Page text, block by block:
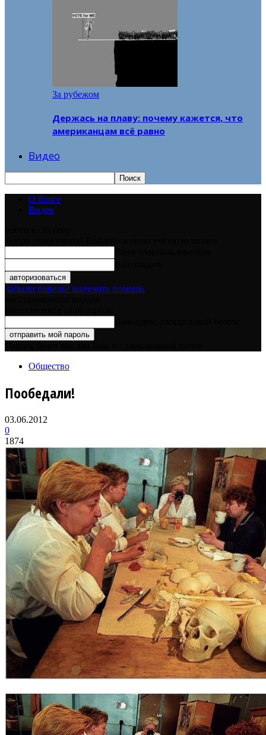
За рубежом
Держась на плаву: почему кажется, что
американцам всё равно
Видео
О блоге
Видео
Забыли пароль? получить помощь
Общество
Пообедали!
03.06.2012
0
1874